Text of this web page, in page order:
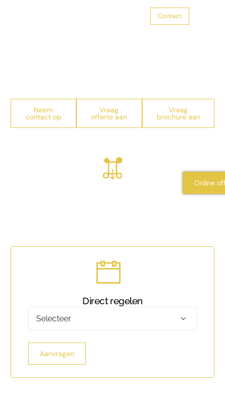
Contact
Neem
contact op
Vraag
offerte aan
Vraag
brochure aan
Direct regelen
Aanvragen
Online
Feesten